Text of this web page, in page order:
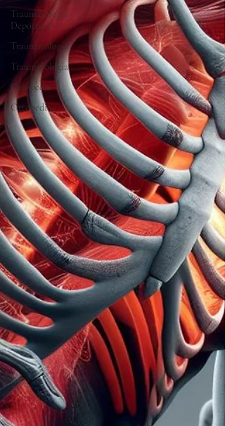
Traumatología
Deportiva
Traumatología
Traumatología
Ortopedia
Ortopedia